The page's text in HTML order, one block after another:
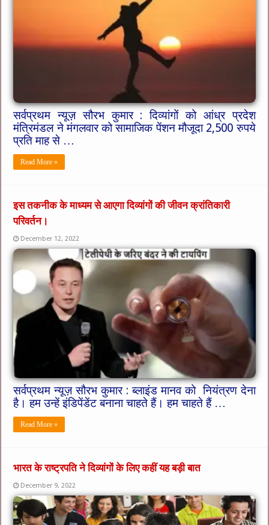
सर्वप्रथम न्यूज़ सौरभ कुमार : दिव्यांगों को आंध्र प्रदेश
मंत्रिमंडल ने मंगलवार को सामाजिक पेंशन मौजूदा 2,500 रुपये
प्रति माह से …
Read More »
इस तकनीक के माध्यम से आएगा दिव्यांगों की जीवन क्रांतिकारी
परिवर्तन।
December 12, 2022
सर्वप्रथम न्यूज़ सौरभ कुमार : ब्लाइंड मानव को नियंत्रण देना
है। हम उन्हें इंडिपेंडेंट बनाना चाहते हैं। हम चाहते हैं …
Read More »
भारत के राष्ट्रपति ने दिव्यांगों के लिए कहीं यह बड़ी बात
December 9, 2022